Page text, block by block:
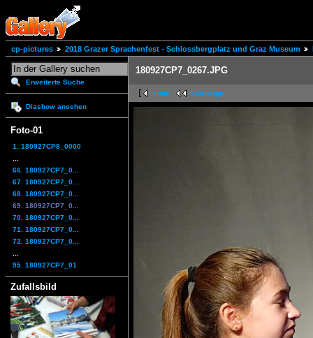
cp-pictures 2018 Grazer Sprachenfest - Schlossbergplatz und Graz Museum
Erweiterte Suche
Diashow ansehen
Foto-01
1. 180927CP8_0000
66. 180927CP7_0...
67. 180927CP7_0...
68. 180927CP7_0...
69. 180927CP7_0...
70. 180927CP7_0...
71. 180927CP7_0...
72. 180927CP7_0...
95. 180927CP7_01
Zufallsbild
180927CP7_0267.JPG
erste vorherige